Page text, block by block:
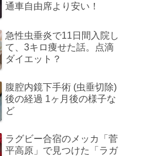
通車自由席より安い！
急性虫垂炎で11日間入院し
て、3キロ痩せた話。点滴
ダイエット？
腹腔内鏡下手術 (虫垂切除)
後の経過 1ヶ月後の様子な
ど
ラグビー合宿のメッカ「菅
平高原」で見つけた「ラガ